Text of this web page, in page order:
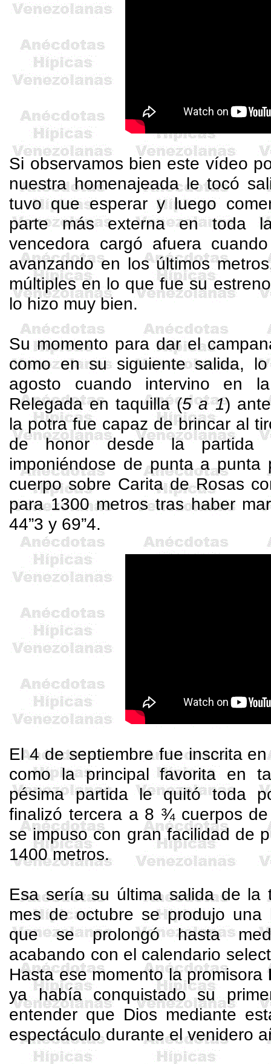
Si observamos bien este vídeo
nuestra homenajeada le tocó
tuvo que esperar y luego
parte más externa en toda
vencedora cargó afuera
avanzando en los últimos
múltiples en lo que fue su
lo hizo muy bien.
Su momento para dar el
como en su siguiente salida,
agosto cuando intervino en
Relegada en taquilla (5 a 1)
la potra fue capaz de brincar al
de honor desde la partida
imponiéndose de punta a
cuerpo sobre Carita de Rosas
para 1300 metros tras haber
44”3 y 69”4.
El 4 de septiembre fue inscrita
como la principal favorita en
pésima partida le quitó toda
finalizó tercera a 8 ¾ cuerpos
se impuso con gran facilidad de
1400 metros.
Esa sería su última salida de la
mes de octubre se produjo una
que se prolongó hasta
acabando con el calendario
Hasta ese momento la promisora
ya había conquistado su
entender que Dios mediante
espectáculo durante el venidero